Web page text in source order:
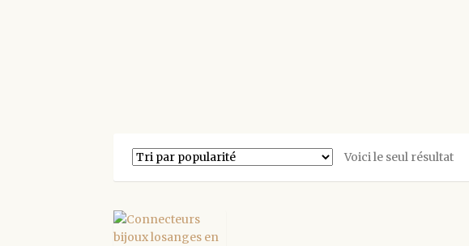
Voici le seul résultat